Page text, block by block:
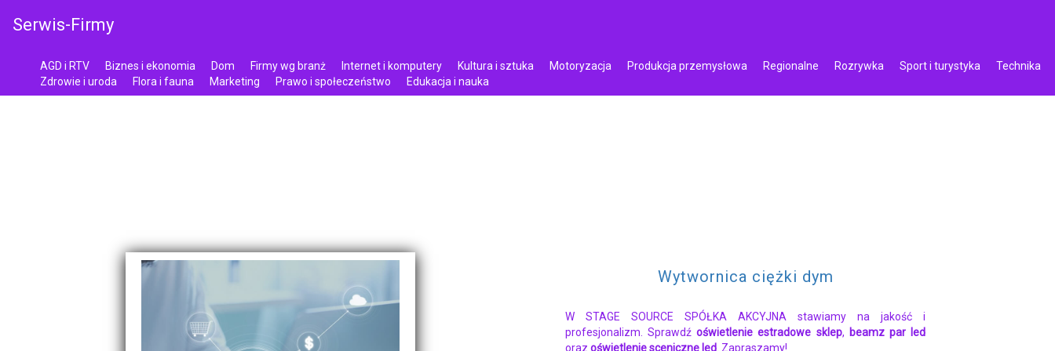
Serwis-Firmy
AGD i RTV Biznes i ekonomia Dom Firmy wg branż Internet i komputery Kultura i sztuka Motoryzacja Produkcja przemysłowa Regionalne Rozrywka Sport i turystyka
Technika
Zdrowie i uroda
Flora i fauna Marketing Prawo i społeczeństwo Edukacja i nauka
Wytwornica ciężki dym
W STAGE SOURCE SPÓŁKA AKCYJNA stawiamy na jakość i
profesjonalizm. Sprawdźoświetlenie estradowe sklep, beamz par led
oraz oświetlenie sceniczne led. Zapraszamy!